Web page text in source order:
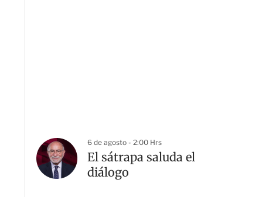
6 de agosto - 2:00 Hrs
El sátrapa saluda el
diálogo